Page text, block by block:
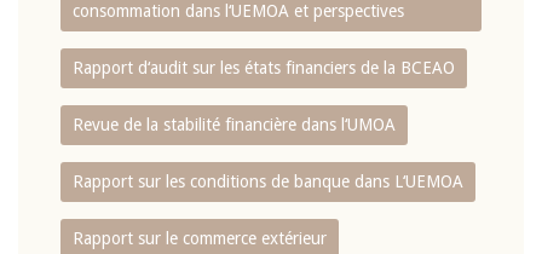
consommation dans l‘UEMOA et perspectives
Rapport d‘audit sur les états financiers de la BCEAO
Revue de la stabilité financière dans l‘UMOA
Rapport sur les conditions de banque dans L‘UEMOA
Rapport sur le commerce extérieur